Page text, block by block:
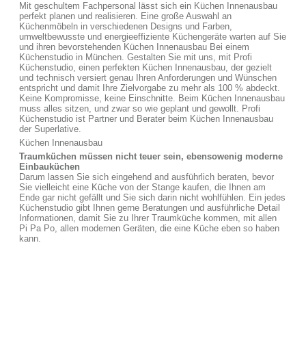
Mit geschultem Fachpersonal lässt sich ein Küchen Innenausbau
perfekt planen und realisieren. Eine große Auswahl an
Küchenmöbeln in verschiedenen Designs und Farben,
umweltbewusste und energieeffiziente Küchengeräte warten auf Sie
und ihren bevorstehenden Küchen Innenausbau Bei einem
Küchenstudio in München. Gestalten Sie mit uns, mit Profi
Küchenstudio, einen perfekten Küchen Innenausbau, der gezielt
und technisch versiert genau Ihren Anforderungen und Wünschen
entspricht und damit Ihre Zielvorgabe zu mehr als 100 % abdeckt.
Keine Kompromisse, keine Einschnitte. Beim Küchen Innenausbau
muss alles sitzen, und zwar so wie geplant und gewollt. Profi
Küchenstudio ist Partner und Berater beim Küchen Innenausbau
der Superlative.
Küchen Innenausbau
Traumküchen müssen nicht teuer sein, ebensowenig moderne
Einbauküchen
Darum lassen Sie sich eingehend and ausführlich beraten, bevor
Sie vielleicht eine Küche von der Stange kaufen, die Ihnen am
Ende gar nicht gefällt und Sie sich darin nicht wohlfühlen. Ein jedes
Küchenstudio gibt Ihnen gerne Beratungen und ausführliche Detail
Informationen, damit Sie zu Ihrer Traumküche kommen, mit allen
Pi Pa Po, allen modernen Geräten, die eine Küche eben so haben
kann.